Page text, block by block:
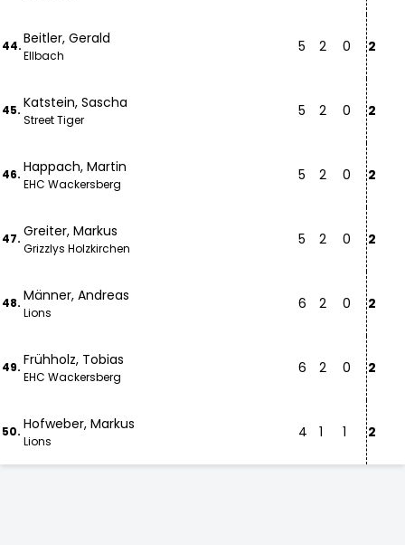
44.Beitler, Gerald
Ellbach
5 2 0 2
45. Katstein, Sascha
Street Tiger
5 2 0 2
46. Happach, Martin
EHC Wackersberg
5 2 0 2
47. Greiter, Markus
Grizzlys Holzkirchen
5 2 0 2
48. Männer, Andreas
Lions
6 2 0 2
49. Frühholz, Tobias
EHC Wackersberg
6 2 0 2
50. Hofweber, Markus
Lions
4 1 1 2